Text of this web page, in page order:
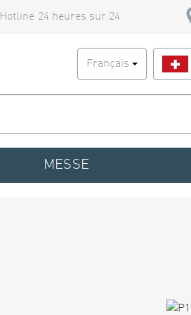
Hotline 24 heures sur 24
Français
MESSE